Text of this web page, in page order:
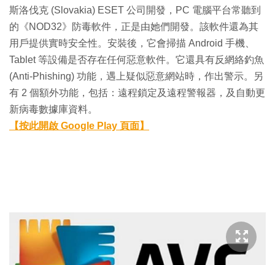
斯洛伐克 (Slovakia) ESET 公司開發，PC 電腦平台常聽到
的《NOD32》防毒軟件，正是由她們開發。該軟件還為其
用戶提供實時安全性。安裝後，它會掃描 Android 手機、
Tablet 等設備是否存在任何惡意軟件。它還具有反網絡釣魚
(Anti-Phishing) 功能，遇上疑似惡意網站時，作出警示。另
有 2 個額外功能，包括：遠程鎖定及遠程警報器，及自動更
新病毒數據庫資料。
【按此開啟 Google Play 頁面】